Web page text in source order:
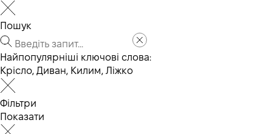
Пошук
Найпопулярніші ключові слова:
Крісло, Диван, Килим, Ліжко
Фільтри
Показати